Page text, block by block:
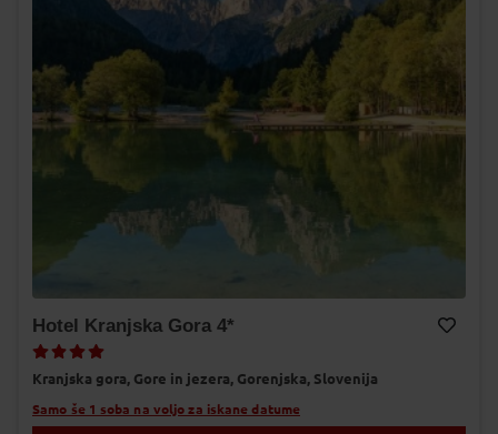
Hotel Kranjska Gora 4*
Kranjska gora, Gore in jezera, Gorenjska, Slovenija
Samo še 1 soba na voljo za iskane datume